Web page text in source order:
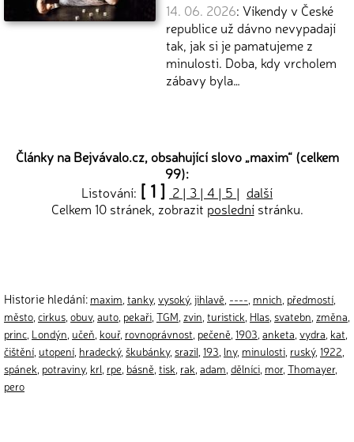
14. 06. 2026: Víkendy v České
republice už dávno nevypadají
tak, jak si je pamatujeme z
minulosti. Doba, kdy vrcholem
zábavy byla…
Články na Bejvávalo.cz, obsahující slovo „maxim“ (celkem
99):
Listování: [ 1 ] 2 | 3 | 4 | 5 | další
Celkem 10 stránek, zobrazit poslednístránku.
Historie hledání: maxim tanky, vysoký, jihlavě ---- mnich předmostí
město cirkus obuv, auto pekaři TGM zvin turistick Hlas svatebn změna
princ Londýn učeň kouř, rovnoprávnost pečeně 1903 anketa vydra kat
čištění utopení hradecký, škubánky, srazil 193 lny, minulosti ruský, 1922
spánek potraviny, krl rpe básně tisk rak adam dělníci mor, Thomayer,
pero